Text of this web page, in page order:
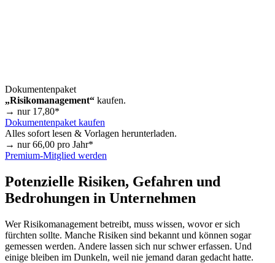
Dokumentenpaket
„Risikomanagement“ kaufen.
→ nur 17,80*
Dokumentenpaket kaufen
Alles sofort lesen & Vorlagen herunterladen.
→ nur66,00 pro Jahr*
Premium-Mitglied werden
Potenzielle Risiken, Gefahren und
Bedrohungen in Unternehmen
Wer Risikomanagement betreibt, muss wissen, wovor er sich
fürchten sollte. Manche Risiken sind bekannt und können sogar
gemessen werden. Andere lassen sich nur schwer erfassen. Und
einige bleiben im Dunkeln, weil nie jemand daran gedacht hatte.